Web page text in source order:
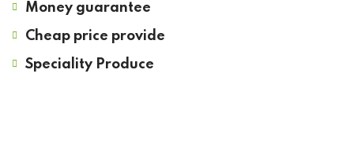
Money guarantee
Cheap price provide
Speciality Produce